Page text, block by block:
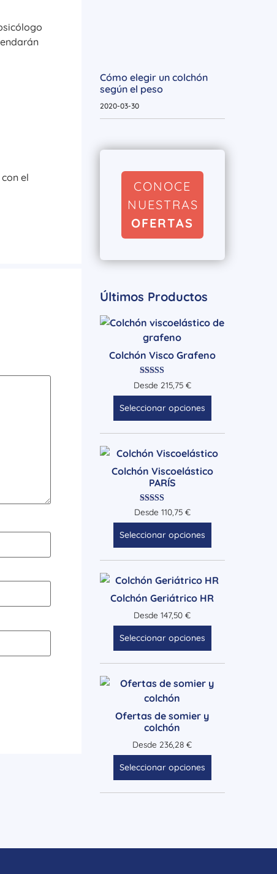
el
Cómo elegir un colchón
según el peso
2020-03-30
CONOCE
NUESTRAS
OFERTAS
Últimos Productos
Colchón Visco Grafeno
Valorado
con
de 5
Desde 215,75 €
Seleccionar opciones
Colchón Viscoelástico
PARÍS
Valorado
con
de 5
Desde 110,75 €
Seleccionar opciones
Colchón Geriátrico HR
Desde 147,50€
Seleccionar opciones
Ofertas de somier y
colchón
Desde 236,28€
Seleccionar opciones